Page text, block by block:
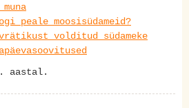
peale moosisüdameid?
volditud südameke
aastal.